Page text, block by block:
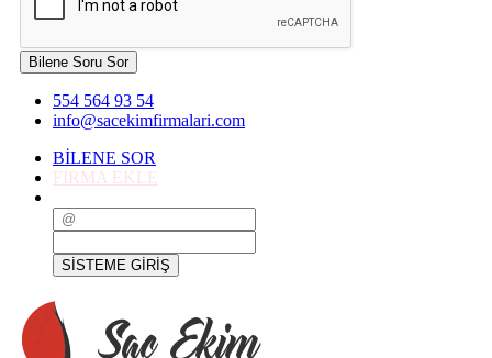
Bilene Soru Sor
554 564 93 54
info@sacekimfirmalari.com
BİLENE SOR
FİRMA EKLE
SİSTEME GİRİŞ